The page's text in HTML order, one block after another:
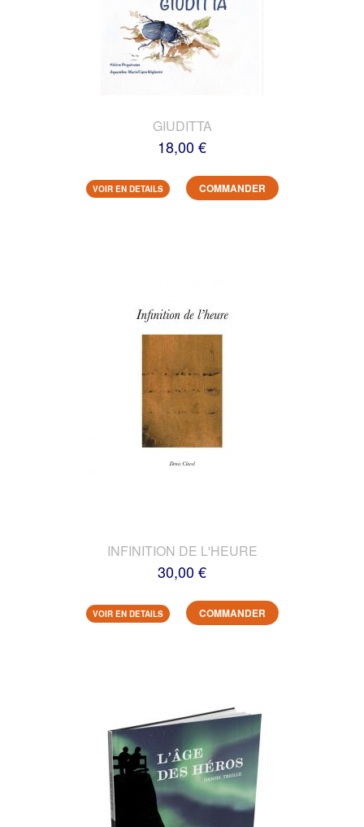
GIUDITTA
18,00 €
VOIR EN DETAILS COMMANDER
INFINITION DE L'HEURE
30,00 €
VOIR EN DETAILS COMMANDER